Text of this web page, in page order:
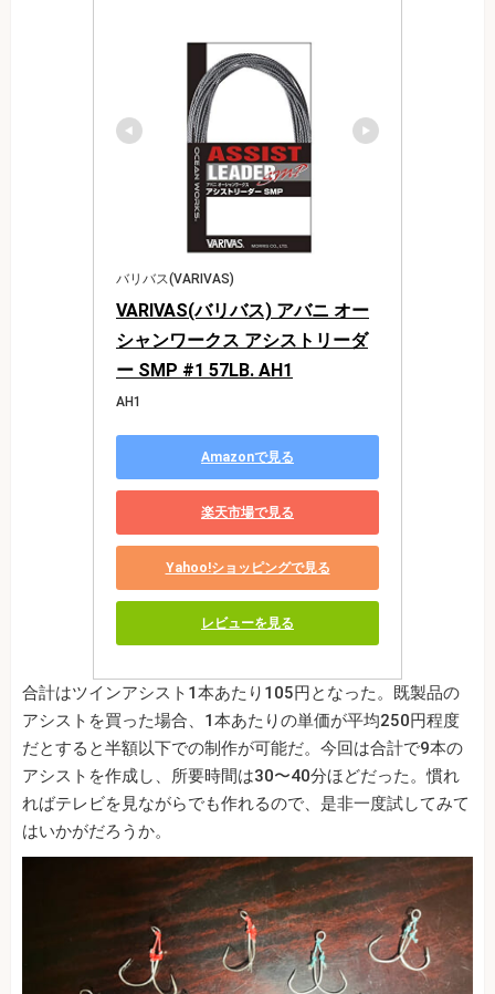
バリバス(VARIVAS)
VARIVAS(バリバス) アバニ オー
シャンワークス アシストリーダ
ー SMP #1 57LB. AH1
AH1
Amazonで見る
楽天市場で見る
Yahoo!ショッピングで見る
レビューを見る
合計はツインアシスト1本あたり105円となった。既製品の
アシストを買った場合、1本あたりの単価が平均250円程度
だとすると半額以下での制作が可能だ。今回は合計で9本の
アシストを作成し、所要時間は30〜40分ほどだった。慣れ
ればテレビを見ながらでも作れるので、是非一度試してみて
はいかがだろうか。